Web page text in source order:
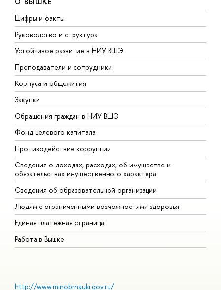
Цифры и факты
Руководство и структура
Устойчивое развитие в НИУ ВШЭ
Преподаватели и сотрудники
Корпуса и общежития
Закупки
Обращения граждан в НИУ ВШЭ
Фонд целевого капитала
Противодействие коррупции
Сведения о доходах, расходах, об имуществе и
обязательствах имущественного характера
Сведения об образовательной организации
Людям с ограниченными возможностями здоровья
Единая платежная страница
Работа в Вышке
http://www.minobrnauki.gov.ru/